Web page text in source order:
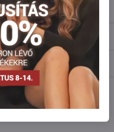
Reddit LinkedIn WhatsApp